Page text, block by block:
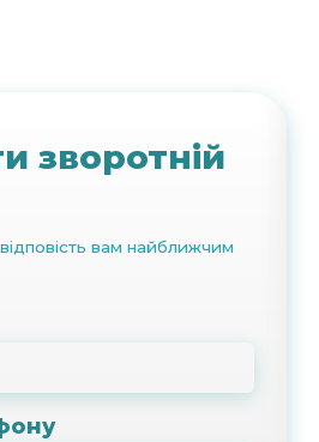
зворотній
вам найближчим